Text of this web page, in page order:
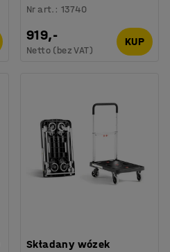
Nr art. : 13740
919,-
Netto (bez VAT)
KUP
Składany wózek